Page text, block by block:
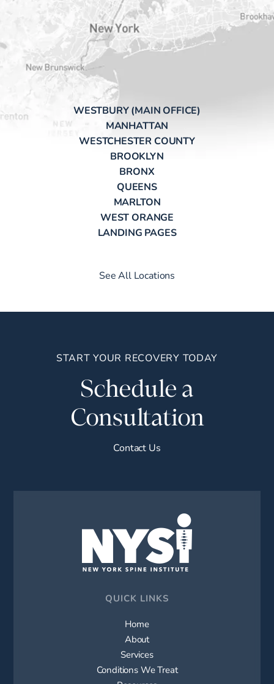
WESTBURY (MAIN OFFICE)
MANHATTAN
WESTCHESTER COUNTY
BROOKLYN
BRONX
QUEENS
MARLTON
WEST ORANGE
LANDING PAGES
See All Locations
START YOUR RECOVERY TODAY
Schedule a
Consultation
Contact Us
QUICK LINKS
Home
About
Services
Conditions We Treat